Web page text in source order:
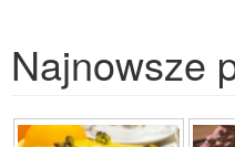
Najnowsze